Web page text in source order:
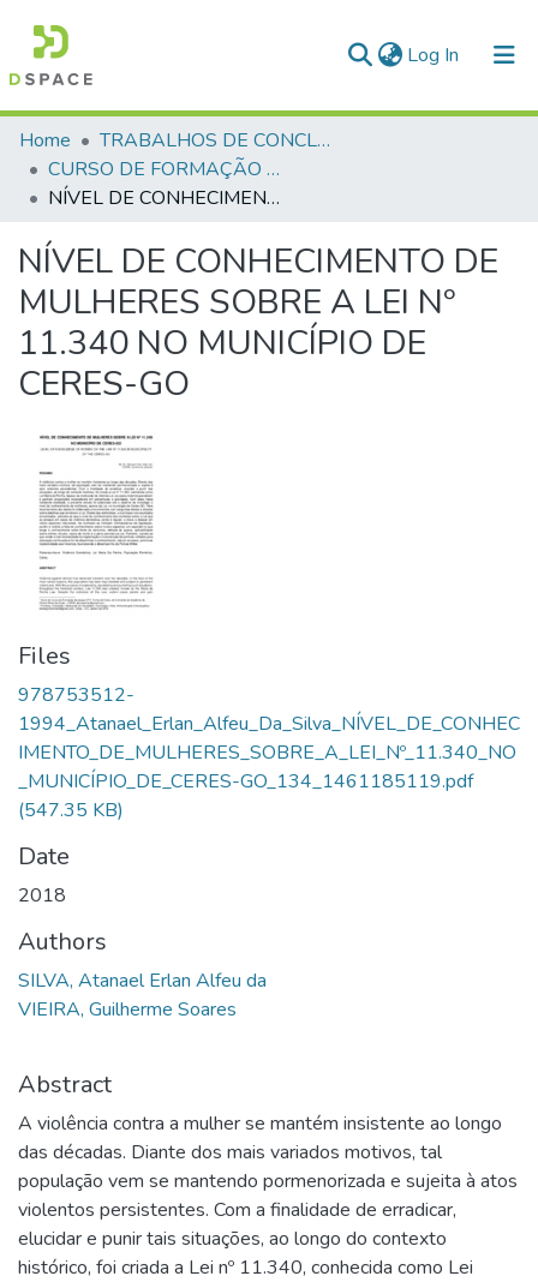
Log In (current)
Communities & Collections
All of DSpace
Home
TRABALHOS DE CONCLUSÃO DE CURSO - CFP (CURSO DE FORMAÇÃO DE PRAÇAS)
CURSO DE FORMAÇÃO DE PRAÇAS - CFP - 2018
NÍVEL DE CONHECIMENTO DE MULHERES SOBRE A LEI Nº 11.340 NO MUNICÍPIO DE CERES-GO
NÍVEL DE CONHECIMENTO DE
MULHERES SOBRE A LEI Nº
11.340 NO MUNICÍPIO DE
CERES-GO
Files
978753512-
1994_Atanael_Erlan_Alfeu_Da_Silva_NÍVEL_DE_CONHEC
IMENTO_DE_MULHERES_SOBRE_A_LEI_Nº_11.340_NO
_MUNICÍPIO_DE_CERES-GO_134_1461185119.pdf
(547.35 KB)
Date
2018
Authors
SILVA, Atanael Erlan Alfeu da
VIEIRA, Guilherme Soares
Abstract
A violência contra a mulher se mantém insistente ao longo
das décadas. Diante dos mais variados motivos, tal
população vem se mantendo pormenorizada e sujeita à atos
violentos persistentes. Com a finalidade de erradicar,
elucidar e punir tais situações, ao longo do contexto
histórico, foi criada a Lei nº 11.340, conhecida como Lei